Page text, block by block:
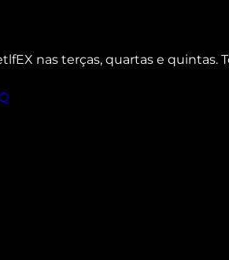
nas terças, quartas e quintas.